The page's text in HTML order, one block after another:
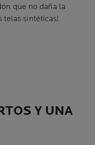
que no daña la
telas sintéticas!
Y UNA